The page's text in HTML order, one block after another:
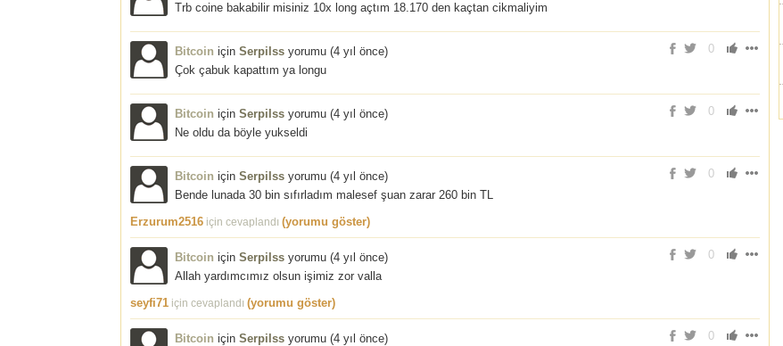
Trb coine bakabilir misiniz 10x long açtım 18.170 den kaçtan cikmaliyim
0
Bitcoin için Serpilss yorumu (4 yıl önce)
Çok çabuk kapattım ya longu
0
Bitcoin için Serpilss yorumu (4 yıl önce)
Ne oldu da böyle yukseldi
0
Bitcoin için Serpilss yorumu (4 yıl önce)
Bende lunada 30 bin sıfırladım malesef şuan zarar 260 bin TL
Erzurum2516 için cevaplandı (yorumu göster)
0
Bitcoin için Serpilss yorumu (4 yıl önce)
Allah yardımcımız olsun işimiz zor valla
seyfi71 için cevaplandı (yorumu göster)
0
Bitcoin için Serpilss yorumu (4 yıl önce)